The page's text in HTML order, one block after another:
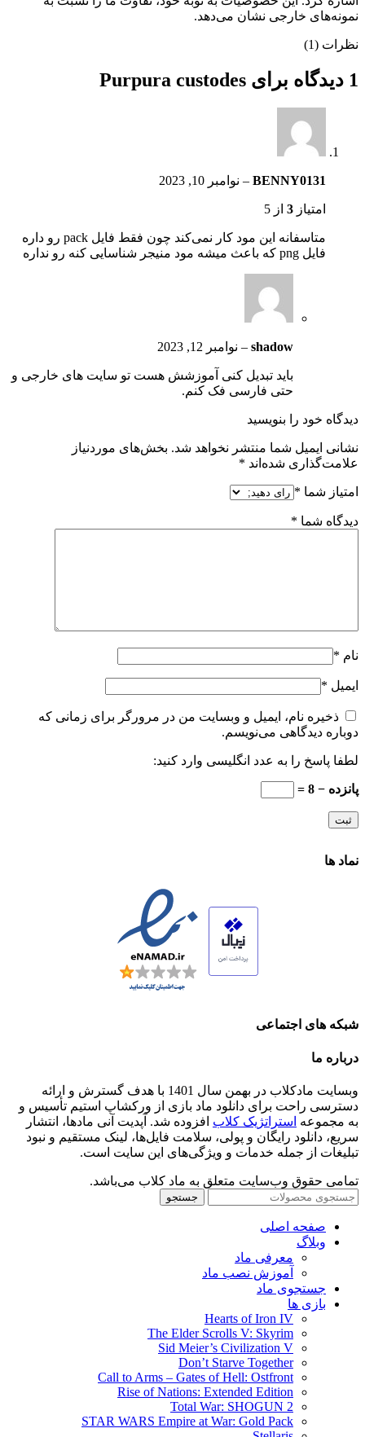
نمونه‌های خارجی نشان می‌دهد.
نظرات (1)
1 دیدگاه برای Purpura custodes
BENNY0131
– نوامبر 10, 2023
امتیاز 3 از 5
متاسفانه این مود کار نمی‌کند چون فقط فایل pack رو داره
فایل png که باعث میشه مود منیجر شناسایی کنه رو نداره
shadow
– نوامبر 12, 2023
باید تبدیل کنی آموزشش هست تو سایت های خارجی و
حتی فارسی فک کنم.
دیدگاه خود را بنویسید
نشانی ایمیل شما منتشر نخواهد شد. بخش‌های موردنیاز
علامت‌گذاری شده‌اند *
امتیاز شما *
دیدگاه شما *
نام *
ایمیل *
ذخیره نام، ایمیل و وبسایت من در مرورگر برای زمانی که
دوباره دیدگاهی می‌نویسم.
لطفا پاسخ را به عدد انگلیسی وارد کنید:
پانزده − 8 =
نماد ها
شبکه های اجتماعی
درباره ما
وبسایت مادکلاب در بهمن سال 1401 با هدف گسترش و ارائه
دسترسی راحت برای دانلود ماد بازی از ورکشاپ استیم تأسیس و
به مجموعه استراتژیک کلاب افزوده شد. آپدیت آنی مادها، انتشار
سریع، دانلود رایگان و پولی، سلامت فایل‌ها، لینک مستقیم و نبود
تبلیغات از جمله خدمات و ویژگی‌های این سایت است.
تمامی حقوق وب‌سایت متعلق به ماد کلاب می‌باشد.
جستجو
صفحه اصلی
وبلاگ
معرفی ماد
آموزش نصب ماد
جستجوی ماد
بازی ها
Hearts of Iron IV
The Elder Scrolls V: Skyrim
Sid Meier’s Civilization V
Don’t Starve Together
Call to Arms – Gates of Hell: Ostfront
Rise of Nations: Extended Edition
Total War: SHOGUN 2
STAR WARS Empire at War: Gold Pack